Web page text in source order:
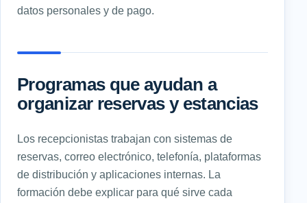
datos personales y de pago.
Programas que ayudan a
organizar reservas y estancias
Los recepcionistas trabajan con sistemas de
reservas, correo electrónico, telefonía, plataformas
de distribución y aplicaciones internas. La
formación debe explicar para qué sirve cada